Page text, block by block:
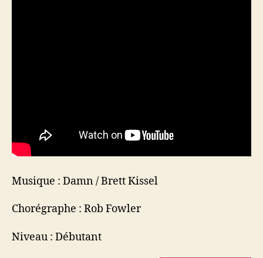
Musique : Damn / Brett Kissel
Chorégraphe : Rob Fowler
Niveau : Débutant